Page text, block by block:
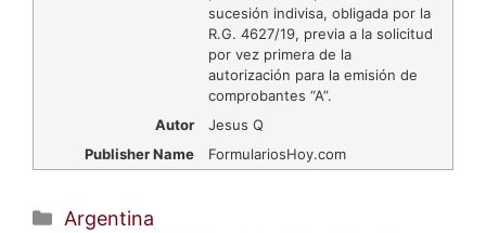
sucesión indivisa, obligada por la
R.G. 4627/19, previa a la solicitud
por vez primera de la
autorización para la emisión de
comprobantes “A”.
Autor
Jesus Q
Publisher Name
FormulariosHoy.com
Categorías
Argentina